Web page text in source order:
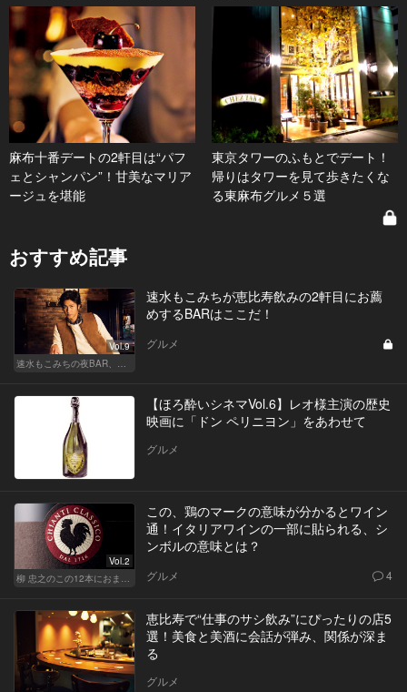
麻布十番デートの2軒目は“パフ
ェとシャンパン”！甘美なマリア
ージュを堪能
東京タワーのふもとでデート！
帰りはタワーを見て歩きたくな
る東麻布グルメ５選
おすすめ記事
Vol.9
速水もこみちの夜BAR、夜メシ、夜レシピ
速水もこみちが恵比寿飲みの2軒目にお薦
めするBARはここだ！
グルメ
【ほろ酔いシネマVol.6】レオ様主演の歴史
映画に「ドン ペリニヨン」をあわせて
グルメ
Vol.2
柳 忠之のこの12本におまかせ
この、鶏のマークの意味が分かるとワイン
通！イタリアワインの一部に貼られる、シ
ンボルの意味とは？
グルメ 4
恵比寿で“仕事のサシ飲み”にぴったりの店5
選！美食と美酒に会話が弾み、関係が深ま
る
グルメ